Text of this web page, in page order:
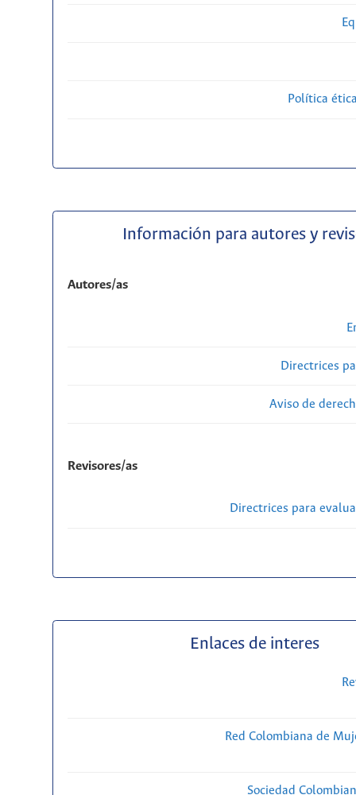
Política
Información para autores y
Autores/as
Directrices
Aviso de
Revisores/as
Directrices para
Enlaces de interes
Red Colombiana de
Sociedad